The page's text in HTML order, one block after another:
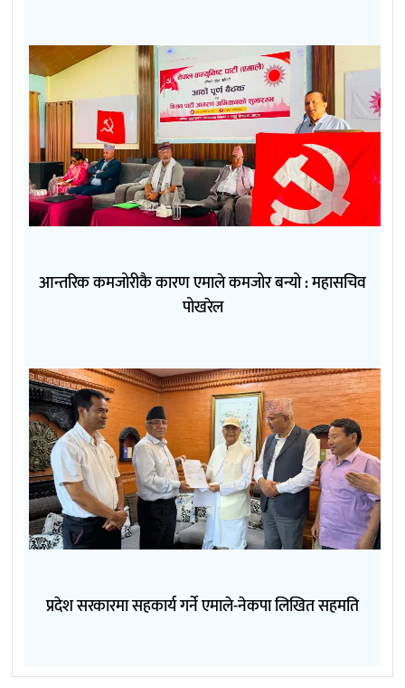
आन्तरिक कमजोरीकै कारण एमाले कमजोर बन्यो : महासचिव
पोखरेल
प्रदेश सरकारमा सहकार्य गर्ने एमाले-नेकपा लिखित सहमति